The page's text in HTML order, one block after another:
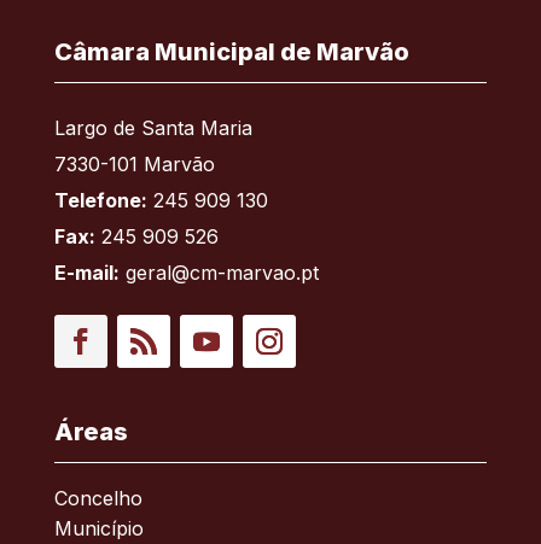
Câmara Municipal de Marvão
Largo de Santa Maria
7330-101 Marvão
Telefone: 245 909 130
Fax: 245 909 526
E-mail: geral@cm-marvao.pt
Áreas
Concelho
Município